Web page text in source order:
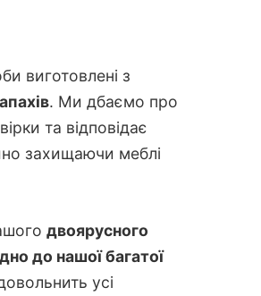
виготовлені з
. Ми дбаємо про
та відповідає
захищаючи меблі
двоярусного
до нашої багатої
усі